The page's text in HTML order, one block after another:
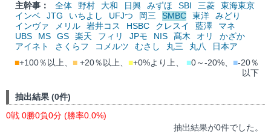
主幹事：
全体 野村 大和 日興 みずほ SBI 三菱
東海東京
インベ
JTG いちよし UFJつ 岡三 SMBC 東洋
みどり
インヴァ
メリル 岩井コス HSBC クレスイ 藍澤
マネ
UBS
MS GS 楽天 フィリ JPモ NIS 髙木 オリ
かざか
アイネト
さくらフ コメルツ むさし 丸三 丸八
日本ア
■+100％以上、 ■ +20％以上、 ■+0%より上、 ■0～-20%、 ■-20％
以下
抽出結果 (0件)
0戦 0勝0負0分 (勝率0.0%)
抽出結果が0件でした。